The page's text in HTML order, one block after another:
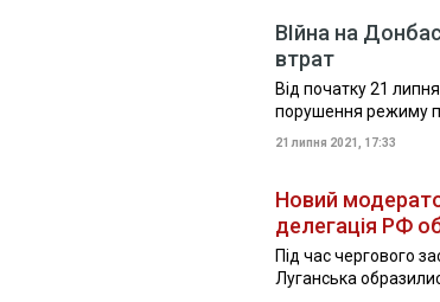
ВІйна на
втрат
Від початку 21
порушення режиму
21 липня 2021, 17:33
Новий
делегація РФ
Під час чергового
Луганська